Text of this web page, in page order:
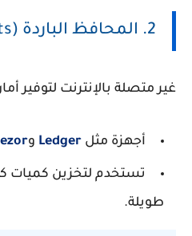
2. المحافظ الباردة (Cold Wallets)
غير متصلة بالإنترنت لتوفير
أجهزة مثل Ledger و
تستخدم لتخزين كميات
طويلة.